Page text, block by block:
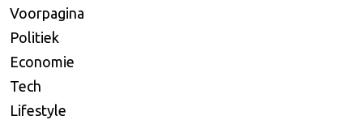
Voorpagina
Politiek
Economie
Tech
Lifestyle